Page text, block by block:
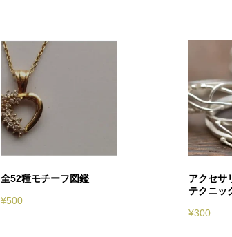
全52種モチーフ図鑑
¥500
アクセサ
テクニッ
¥300